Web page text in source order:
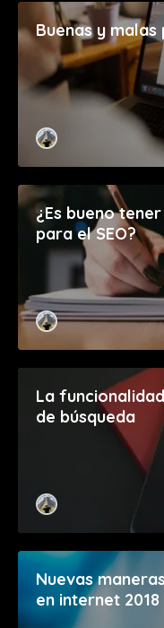
Buenas y malas
¿Es bueno
para el SEO?
La
de búsqueda
Nuevas
en internet 2018